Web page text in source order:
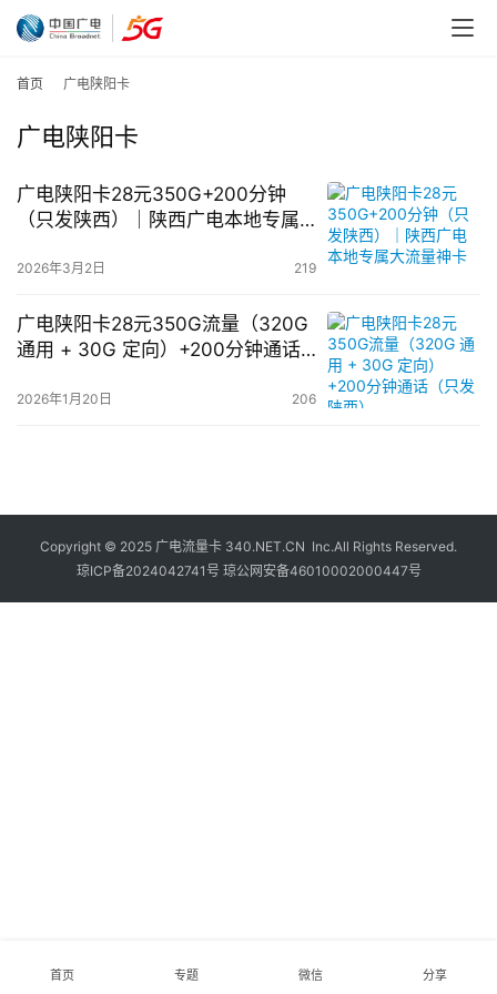
首页 广电陕阳卡
广电陕阳卡
广电陕阳卡28元350G+200分钟
（只发陕西）｜陕西广电本地专属
2026年3月2日 219
广电陕阳卡28元350G流量（320G
通用 + 30G 定向）+200分钟通话
2026年1月20日 206
Copyright © 2025 广电流量卡 340.NET.CN Inc.All Rights Reserved.
琼ICP备2024042741号 琼公网安备46010002000447号
首页 专题 微信 分享